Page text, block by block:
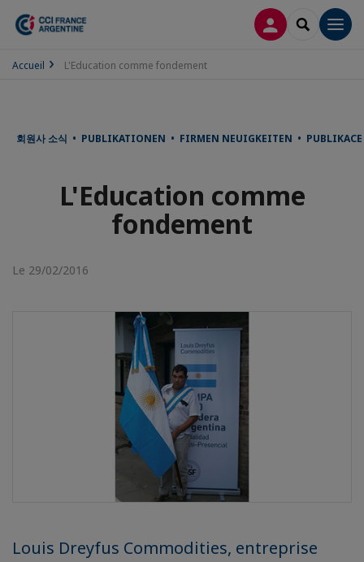
CONNEXION
Accueil L'Education comme fondement
회원사 소식 • PUBLIKATIONEN • FIRMEN NEUIGKEITEN •
L'Education comme
fondement
Le 29/02/2016
Louis Dreyfus Commodities, entreprise